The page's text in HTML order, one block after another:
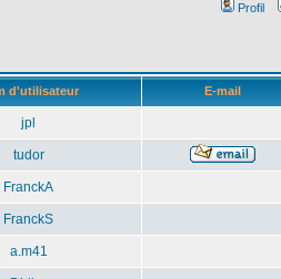
Profil
d'utilisateur E-mail
jpl
tudor
FranckA
FranckS
a.m41